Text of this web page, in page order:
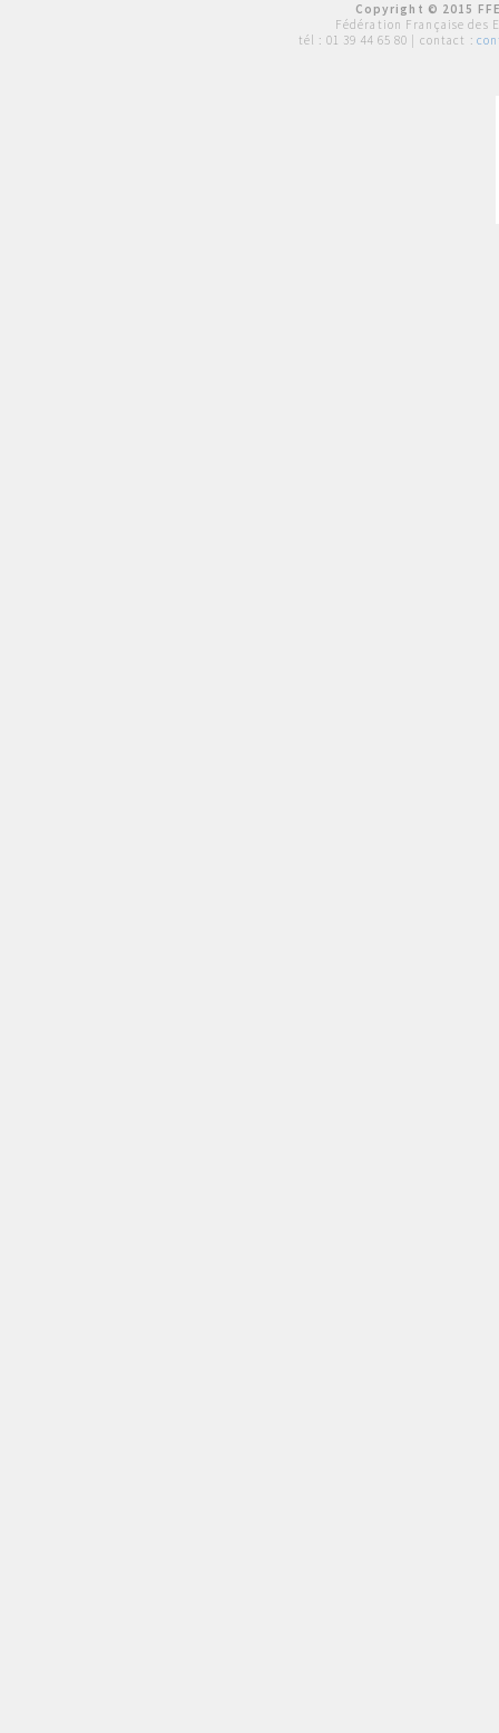
Copyright © 2015
Fédération Française des
tél : 01 39 44 65 80 | contact :